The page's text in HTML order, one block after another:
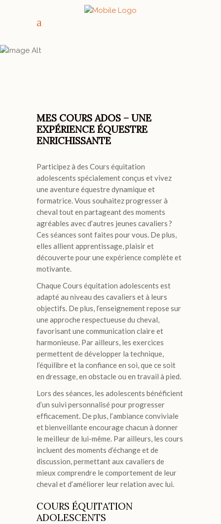
MES COURS ADOS – UNE
EXPÉRIENCE ÉQUESTRE
ENRICHISSANTE
Participez à des Cours équitation
adolescents spécialement conçus et vivez
une aventure équestre dynamique et
formatrice. Vous souhaitez progresser à
cheval tout en partageant des moments
agréables avec d’autres jeunes cavaliers ?
Ces séances sont faites pour vous. De plus,
elles allient apprentissage, plaisir et
découverte pour une expérience complète et
motivante.
Chaque Cours équitation adolescents est
adapté au niveau des cavaliers et à leurs
objectifs. De plus, l’enseignement repose sur
une approche respectueuse du cheval,
favorisant une communication claire et
harmonieuse. Par ailleurs, les exercices
permettent de développer la technique,
l’équilibre et la confiance en soi, que ce soit
en dressage, en obstacle ou en travail à pied.
Lors des séances, les adolescents bénéficient
d’un suivi personnalisé pour progresser
efficacement. De plus, l’ambiance conviviale
et bienveillante encourage chacun à donner
le meilleur de lui-même. Par ailleurs, les cours
incluent des moments d’échange et de
discussion, permettant aux cavaliers de
mieux comprendre le comportement de leur
cheval et d’améliorer leur relation avec lui.
COURS ÉQUITATION
ADOLESCENTS